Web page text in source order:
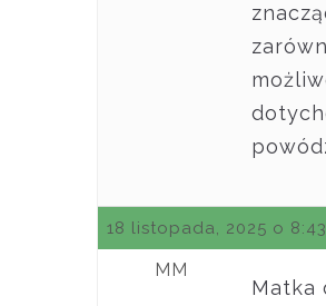
18 listopada, 2025 o
MM
Matka